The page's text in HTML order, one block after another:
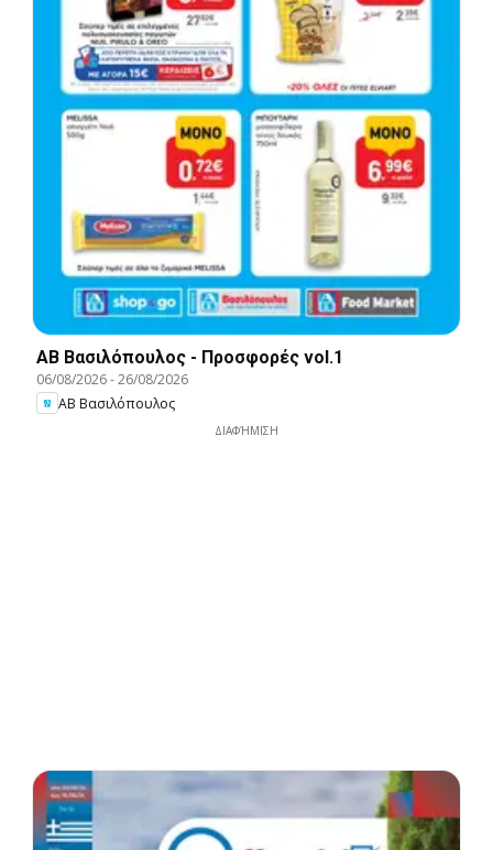
ΑΒ Βασιλόπουλος - Προσφορές vol.1
06/08/2026-26/08/2026
ΑΒ Βασιλόπουλος
ΔΙΑΦΉΜΙΣΗ